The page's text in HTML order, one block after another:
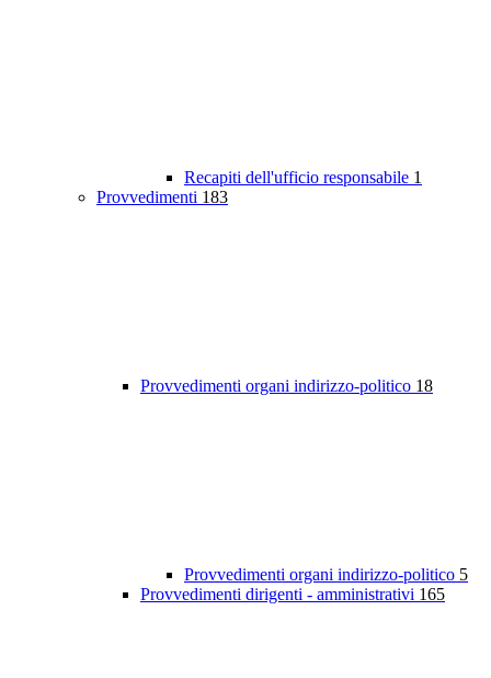
Recapiti dell'ufficio responsabile 1
Provvedimenti 183
Provvedimenti organi indirizzo-politico 18
Provvedimenti organi indirizzo-politico 5
Provvedimenti dirigenti - amministrativi 165